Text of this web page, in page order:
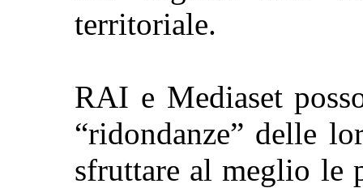
territoriale.
RAI e Mediaset
“ridondanze” delle
sfruttare al meglio le